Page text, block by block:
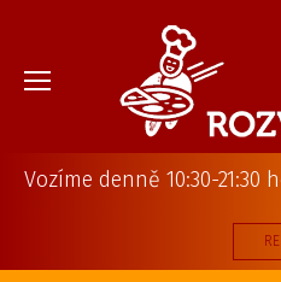
Vozíme denně 10:30-21:30